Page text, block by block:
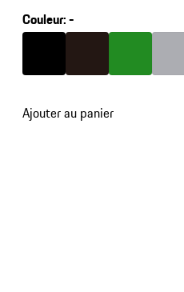
Couleur:-
Couleur
Noir
Couleur Brun Foncé
Couleur Couleur
Ajouter au panier